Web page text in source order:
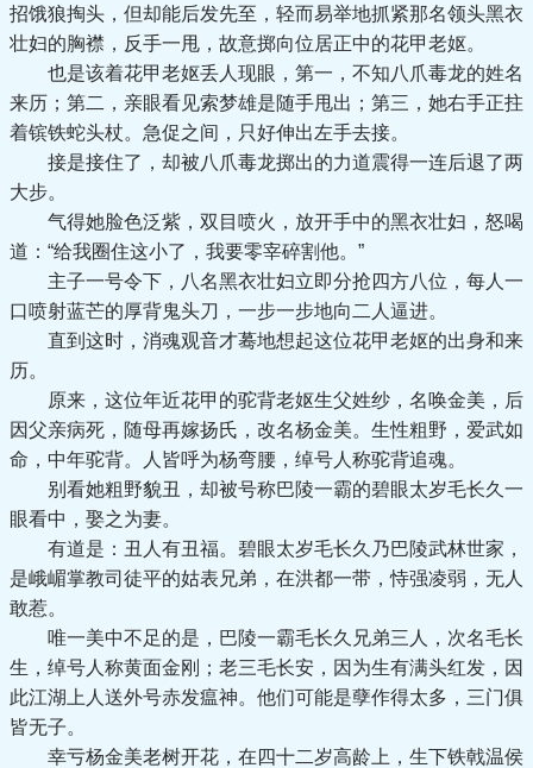
招饿狼掏头，但却能后发先至，轻而易举地抓紧那名领头黑衣
壮妇的胸襟，反手一甩，故意掷向位居正中的花甲老妪。
也是该着花甲老妪丢人现眼，第一，不知八爪毒龙的姓名
来历；第二，亲眼看见索梦雄是随手甩出；第三，她右手正拄
着镔铁蛇头杖。急促之间，只好伸出左手去接。
接是接住了，却被八爪毒龙掷出的力道震得一连后退了两
大步。
气得她脸色泛紫，双目喷火，放开手中的黑衣壮妇，怒喝
道：“给我圈住这小了，我要零宰碎割他。”
主子一号令下，八名黑衣壮妇立即分抢四方八位，每人一
口喷射蓝芒的厚背鬼头刀，一步一步地向二人逼进。
直到这时，消魂观音才蓦地想起这位花甲老妪的出身和来
历。
原来，这位年近花甲的驼背老妪生父姓纱，名唤金美，后
因父亲病死，随母再嫁扬氏，改名杨金美。生性粗野，爱武如
命，中年驼背。人皆呼为杨弯腰，绰号人称驼背追魂。
别看她粗野貌丑，却被号称巴陵一霸的碧眼太岁毛长久一
眼看中，娶之为妻。
有道是：丑人有丑福。碧眼太岁毛长久乃巴陵武林世家，
是峨嵋掌教司徒平的姑表兄弟，在洪都一带，恃强凌弱，无人
敢惹。
唯一美中不足的是，巴陵一霸毛长久兄弟三人，次名毛长
生，绰号人称黄面金刚；老三毛长安，因为生有满头红发，因
此江湖上人送外号赤发瘟神。他们可能是孽作得太多，三门俱
皆无子。
幸亏杨金美老树开花，在四十二岁高龄上，生下铁戟温侯